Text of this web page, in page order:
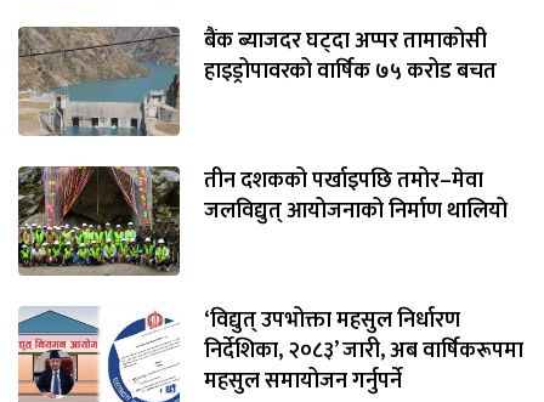
बैंक ब्याजदर घट्दा अप्पर तामाकोसी
हाइड्रोपावरको वार्षिक ७५ करोड बचत
तीन दशकको पर्खाइपछि तमोर–मेवा
जलविद्युत् आयोजनाको निर्माण थालियो
‘विद्युत् उपभोक्ता महसुल निर्धारण
निर्देशिका, २०८३’ जारी, अब वार्षिकरूपमा
महसुल समायोजन गर्नुपर्ने